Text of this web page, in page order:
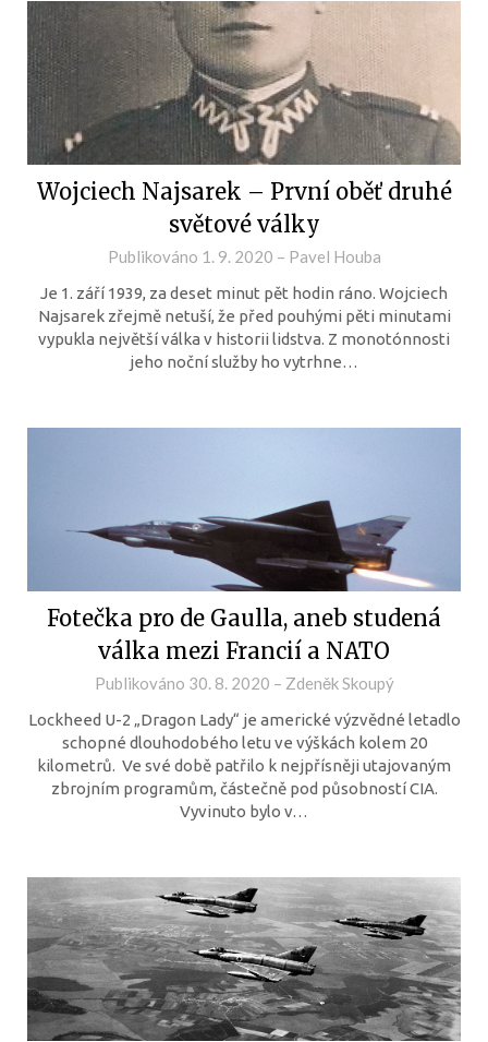
Wojciech Najsarek – První oběť druhé
světové války
Publikováno 1. 9. 2020 – Pavel Houba
Je 1. září 1939, za deset minut pět hodin ráno. Wojciech
Najsarek zřejmě netuší, že před pouhými pěti minutami
vypukla největší válka v historii lidstva. Z monotónnosti
jeho noční služby ho vytrhne…
Fotečka pro de Gaulla, aneb studená
válka mezi Francií a NATO
Publikováno 30. 8. 2020 – Zdeněk Skoupý
Lockheed U-2 „Dragon Lady“ je americké výzvědné letadlo
schopné dlouhodobého letu ve výškách kolem 20
kilometrů. Ve své době patřilo k nejpřísněji utajovaným
zbrojním programům, částečně pod působností CIA.
Vyvinuto bylo v…